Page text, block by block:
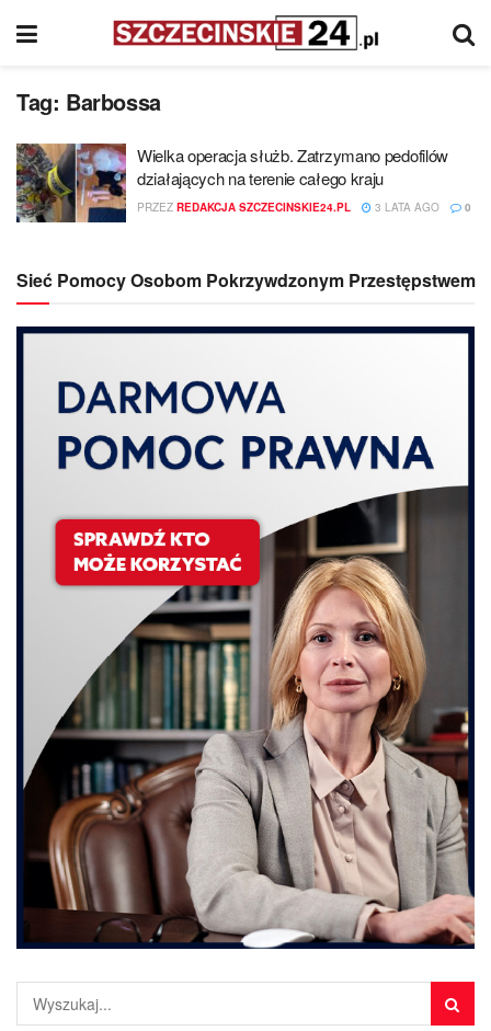
Tag: Barbossa
Wielka operacja służb. Zatrzymano pedofilów
działających na terenie całego kraju
PRZEZ REDAKCJA SZCZECINSKIE24.PL 3 LATA AGO 0
Sieć Pomocy Osobom Pokrzywdzonym Przestępstwem